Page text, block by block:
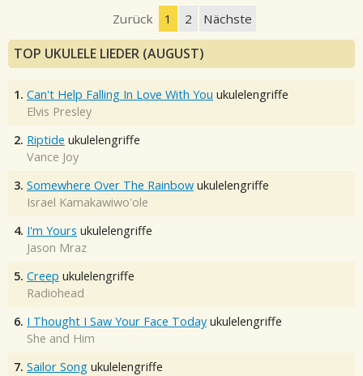
Zurück 1 2 Nächste
TOP UKULELE LIEDER (AUGUST)
1. Can't Help Falling In Love With You ukulelengriffe
Elvis Presley
2. Riptide ukulelengriffe
Vance Joy
3. Somewhere Over The Rainbow ukulelengriffe
Israel Kamakawiwo'ole
4. I'm Yours ukulelengriffe
Jason Mraz
5. Creep ukulelengriffe
Radiohead
6. I Thought I Saw Your Face Today ukulelengriffe
She and Him
7. Sailor Song ukulelengriffe